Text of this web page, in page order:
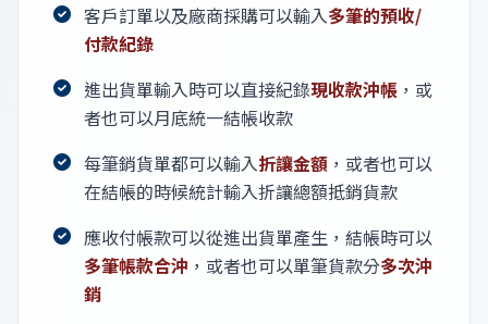
客戶訂單以及廠商採購可以輸入多筆的預收/
付款紀錄
進出貨單輸入時可以直接紀錄現收款沖帳 ，或
者也可以月底統一結帳收款
每筆銷貨單都可以輸入折讓金額 ，或者也可以
在結帳的時候統計輸入折讓總額抵銷貨款
應收付帳款可以從進出貨單產生，結帳時可以
多筆帳款合沖 ，或者也可以單筆貨款分多次沖
銷